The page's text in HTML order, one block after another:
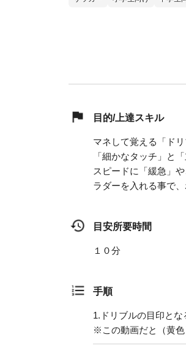
目的/上達スキル
マネして覚える「ド
「細かなタッチ」と
スピードに「緩急」
ラダーを入れる事で
目安所要時間
１０分
手順
1. ドリブルの目印と
※この動画だと（黄